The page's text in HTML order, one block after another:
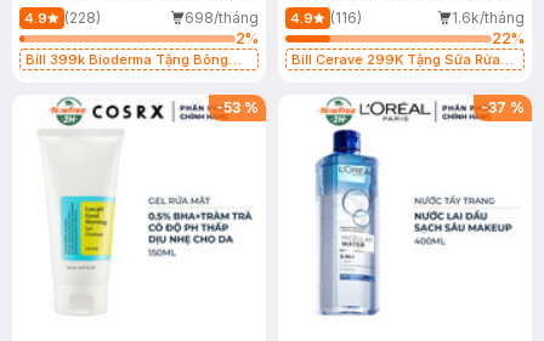
500ml
4.9 (228)
698/tháng
2%
Bill 399k Bioderma Tặng Bông
473ml
4.9 (116)
1.6k/tháng
22%
Bill Cerave 299K Tặng Sữa Rửa
-53 % -37 %